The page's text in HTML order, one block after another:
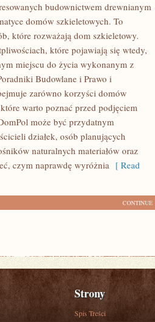
budownictwem drewnianym
domów szkieletowych. To
które rozważają dom szkieletowy.
które pojawiają się wtedy,
miejscu do życia wykonanym z
Budowlane i Prawo i
zarówno korzyści domów
warto poznać przed podjęciem
może być przydatnym
działek, osób planujących
naturalnych materiałów oraz
czym naprawdę wyróżnia [ Read
CONTINUE
Strony
Spis Treści